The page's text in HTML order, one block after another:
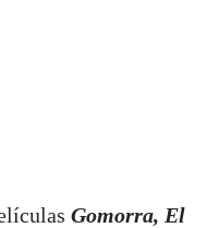
Gomorra, El